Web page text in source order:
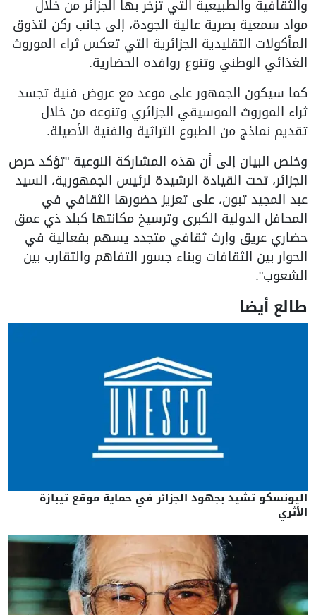
والثقافية والطبيعية التي تزخر بها الجزائر من خلال
مواد سمعية بصرية عالية الجودة، إلى جانب ركن لتذوق
المأكولات التقليدية الجزائرية التي تعكس ثراء الموروث
الغذائي الوطني وتنوع روافده الحضارية.
كما سيكون الجمهور على موعد مع عروض فنية تجسد
ثراء الموروث الموسيقي الجزائري وتنوعه من خلال
تقديم نماذج من الطبوع التراثية والفنية الأصيلة.
وخلص البيان إلى أن هذه المشاركة النوعية "تؤكد حرص
الجزائر، تحت القيادة الرشيدة لرئيس الجمهورية، السيد
عبد المجيد تبون، على تعزيز حضورها الثقافي في
المحافل الدولية الكبرى وترسيخ مكانتها كبلد ذي عمق
حضاري عريق وإرث ثقافي متجدد يسهم بفعالية في
الحوار بين الثقافات وبناء جسور التفاهم والتقارب بين
الشعوب".
طالع أيضا
اليونسكو تشيد بجهود الجزائر في حماية موقع تيبازة
الأثري